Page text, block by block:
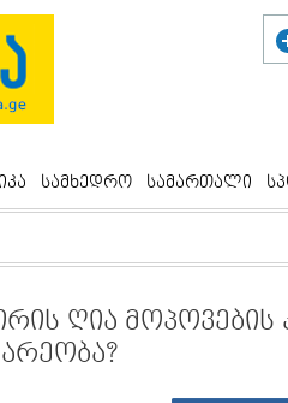
სამხედრო სამართალი
ღია მოპოვების